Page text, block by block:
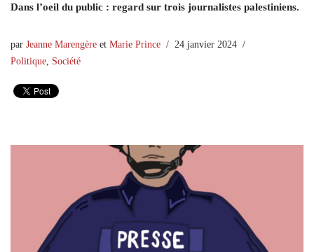
Dans l’oeil du public : regard sur trois journalistes palestiniens.
par Jeanne Marengère et Marie Prince
24 janvier 2024
Politique Société